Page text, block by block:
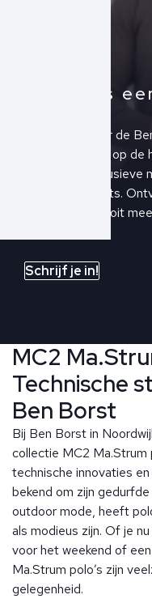
Altijd als
Schrijf je in voor de
altijd als eerste op
collecties,
upcoming events.
inbox en mis nooit
Schrijf je in!
MC2
Technische
Ben Borst
Bij Ben Borst in
collectie MC2
technische innovaties
bekend om zijn
outdoor mode, heeft
als modieus zijn. Of je
voor het weekend of
Ma.Strum polo’s zijn
gelegenheid.